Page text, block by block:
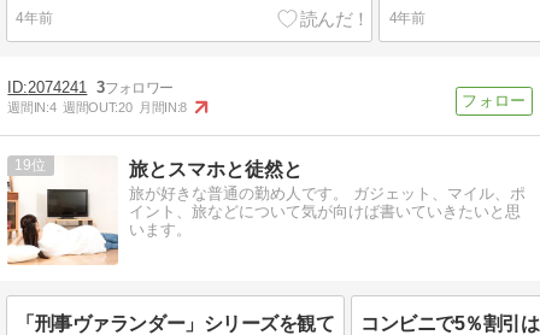
4年前 4年前
2074241 3
週間IN:4 週間OUT:20 月間IN:8
19 旅とスマホと徒然と
旅が好きな普通の勤め人です。 ガジェット、マイル、ポ
イント、旅などについて気が向けば書いていきたいと思
います。
「刑事ヴァランダー」シリーズを観て